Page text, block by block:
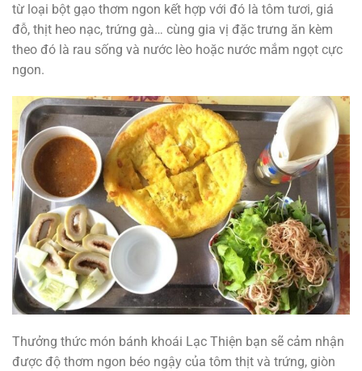
từ loại bột gạo thơm ngon kết hợp với đó là tôm tươi, giá
đỗ, thịt heo nạc, trứng gà… cùng gia vị đặc trưng ăn kèm
theo đó là rau sống và nước lèo hoặc nước mắm ngọt cực
ngon.
Thưởng thức món bánh khoái Lạc Thiện bạn sẽ cảm nhận
được độ thơm ngon béo ngậy của tôm thịt và trứng, giòn